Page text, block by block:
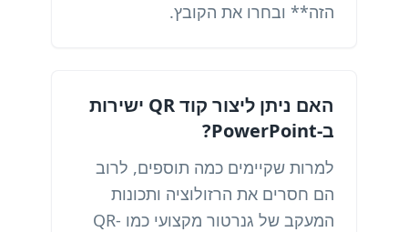
הזה** ובחרו את הקובץ.
האם ניתן ליצור קוד QR ישירות
ב-PowerPoint?
למרות שקיימים כמה תוספים, לרוב
הם חסרים את הרזולוציה ותכונות
המעקב של גנרטור מקצועי כמו QR-